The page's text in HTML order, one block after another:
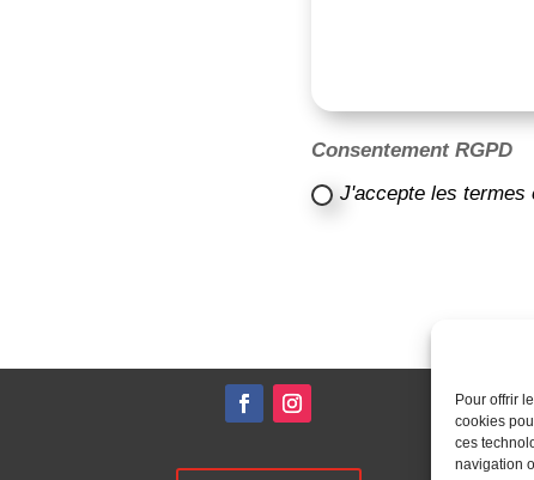
Pour offrir
cookies
ces
navigation
Consentement RGPD
J'accepte les termes